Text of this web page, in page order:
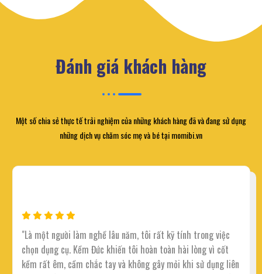
Đánh giá khách hàng
Một số chia sẻ thực tế trải nghiệm của những khách hàng đã và đang sử dụng
những dịch vụ chăm sóc mẹ và bé tại momibi.vn
"Là một người làm nghề lâu năm, tôi rất kỹ tính trong việc
chọn dụng cụ. Kềm Đức khiến tôi hoàn toàn hài lòng vì cốt
kềm rất êm, cầm chắc tay và không gây mỏi khi sử dụng liên